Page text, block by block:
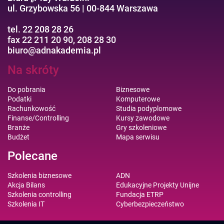
ul. Grzybowska 56 | 00-844 Warszawa
tel. 22 208 28 26
fax 22 211 20 90, 208 28 30
biuro@adnakademia.pl
Na skróty
Do pobrania
Podatki
Rachunkowość
Finanse/Controlling
Branże
Budżet
Biznesowe
Komputerowe
Studia podyplomowe
Kursy zawodowe
Gry szkoleniowe
Mapa serwisu
Polecane
Szkolenia biznesowe
Akcja Bilans
Szkolenia controlling
Szkolenia IT
ADN
Edukacyjne Projekty Unijne
Fundacja ETRP
Cyberbezpieczeństwo